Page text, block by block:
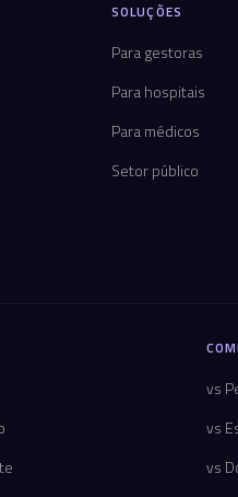
SOLUÇÕES
Para gestoras
Para hospitais
Para médicos
Setor público
vs
vs
vs